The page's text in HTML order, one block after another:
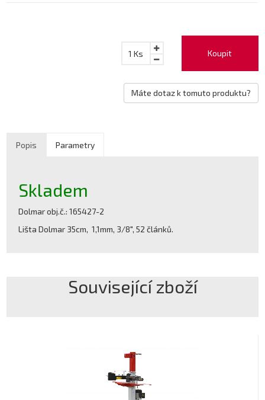
Koupit
1 Ks
Máte dotaz k tomuto produktu?
Popis Parametry
Skladem
Dolmar obj.č.: 165427-2
Lišta Dolmar 35cm, 1,1mm, 3/8", 52 článků.
Související zboží